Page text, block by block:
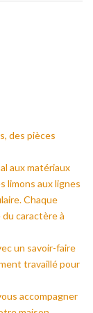
des pièces
aux matériaux
limons aux lignes
Chaque
caractère à
un savoir-faire
travaillé pour
accompagner